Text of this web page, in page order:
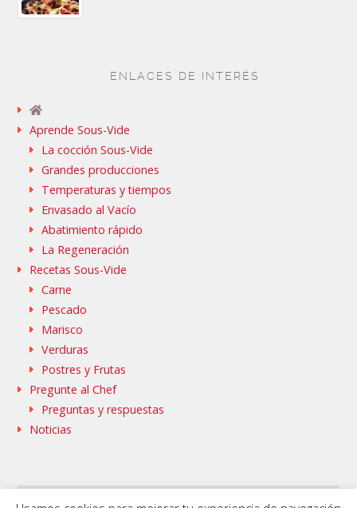
ENLACES DE INTERÉS
Aprende Sous-Vide
La cocción Sous-Vide
Grandes producciones
Temperaturas y tiempos
Envasado al Vacío
Abatimiento rápido
La Regeneración
Recetas Sous-Vide
Carne
Pescado
Marisco
Verduras
Postres y Frutas
Pregunte al Chef
Preguntas y respuestas
Noticias